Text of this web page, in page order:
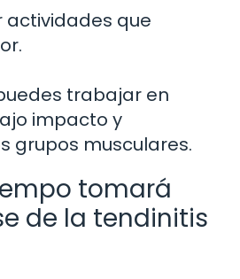
actividades que
trabajar en
impacto y
grupos musculares.
tomará
de la tendinitis